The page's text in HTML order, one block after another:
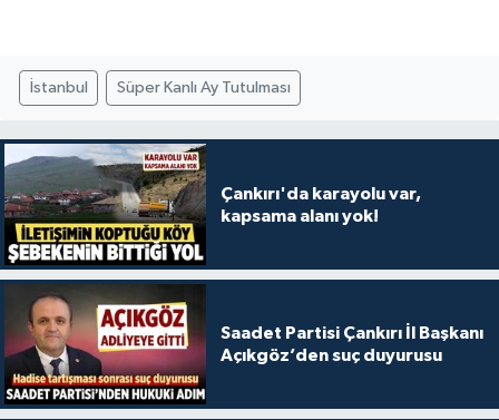
İstanbul Süper Kanlı Ay Tutulması
Çankırı'da karayolu var,
kapsama alanı yok!
Saadet Partisi Çankırı İl Başkanı
Açıkgöz’den suç duyurusu